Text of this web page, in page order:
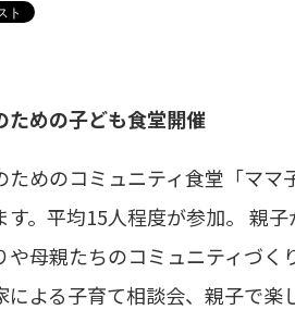
ための子ども食堂開催
ためのコミュニティ食堂「マ
す。平均15人程度が参加。 親
や母親たちのコミュニティづく
による子育て相談会、親子で